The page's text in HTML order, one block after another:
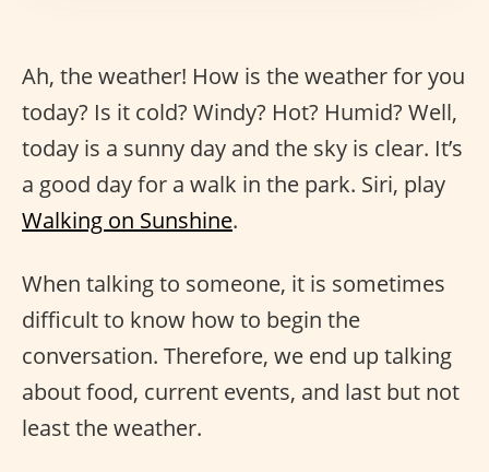
Ah, the weather! How is the weather for you
today? Is it cold? Windy? Hot? Humid? Well,
today is a sunny day and the sky is clear. It’s
a good day for a walk in the park. Siri, play
Walking on Sunshine.
When talking to someone, it is sometimes
difficult to know how to begin the
conversation. Therefore, we end up talking
about food, current events, and last but not
least the weather.